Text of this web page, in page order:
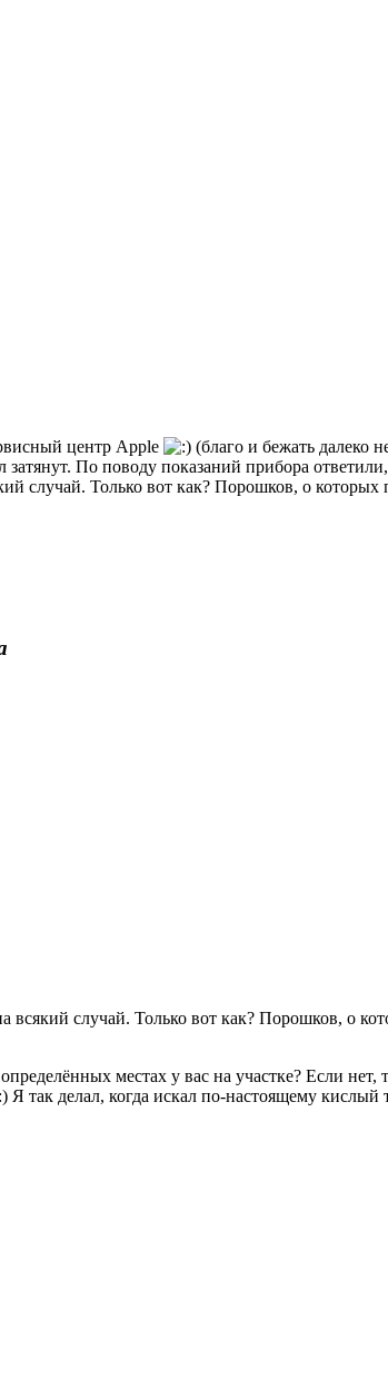
центр Apple
(благо и бежать далеко
По поводу показаний прибора
случай. Только вот как? Порошков, о
всякий случай. Только вот как? Порошков, о
местах у вас на участке? Если нет,
Я так делал, когда искал по-настоящему кислый